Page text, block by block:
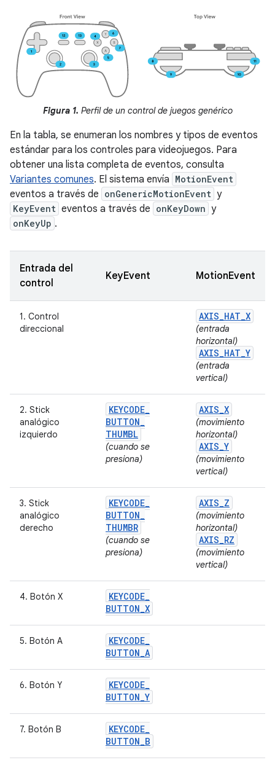
Figura 1. Perfil de un control de juegos genérico
En la tabla, se enumeran los nombres y tipos de eventos
estándar para los controles para videojuegos. Para
obtener una lista completa de eventos, consulta
Variantes comunes. El sistema envía MotionEvent
eventos a través de onGenericMotionEvent y
KeyEvent eventos a través de onKeyDown y
onKeyUp .
Entrada del
control
KeyEvent MotionEvent
1. Control
direccional
AXIS_HAT_X
(entrada
horizontal)
AXIS_HAT_Y
(entrada
vertical)
2. Stick
analógico
izquierdo
KEYCODE_
BUTTON_
THUMBL
(cuando se
presiona)
AXIS_X
(movimiento
horizontal)
AXIS_Y
(movimiento
vertical)
3. Stick
analógico
derecho
KEYCODE_
BUTTON_
THUMBR
(cuando se
presiona)
AXIS_Z
(movimiento
horizontal)
AXIS_RZ
(movimiento
vertical)
4. Botón X KEYCODE_
BUTTON_X
5. Botón A KEYCODE_
BUTTON_A
6. Botón Y KEYCODE_
BUTTON_Y
7. Botón B KEYCODE_
BUTTON_B